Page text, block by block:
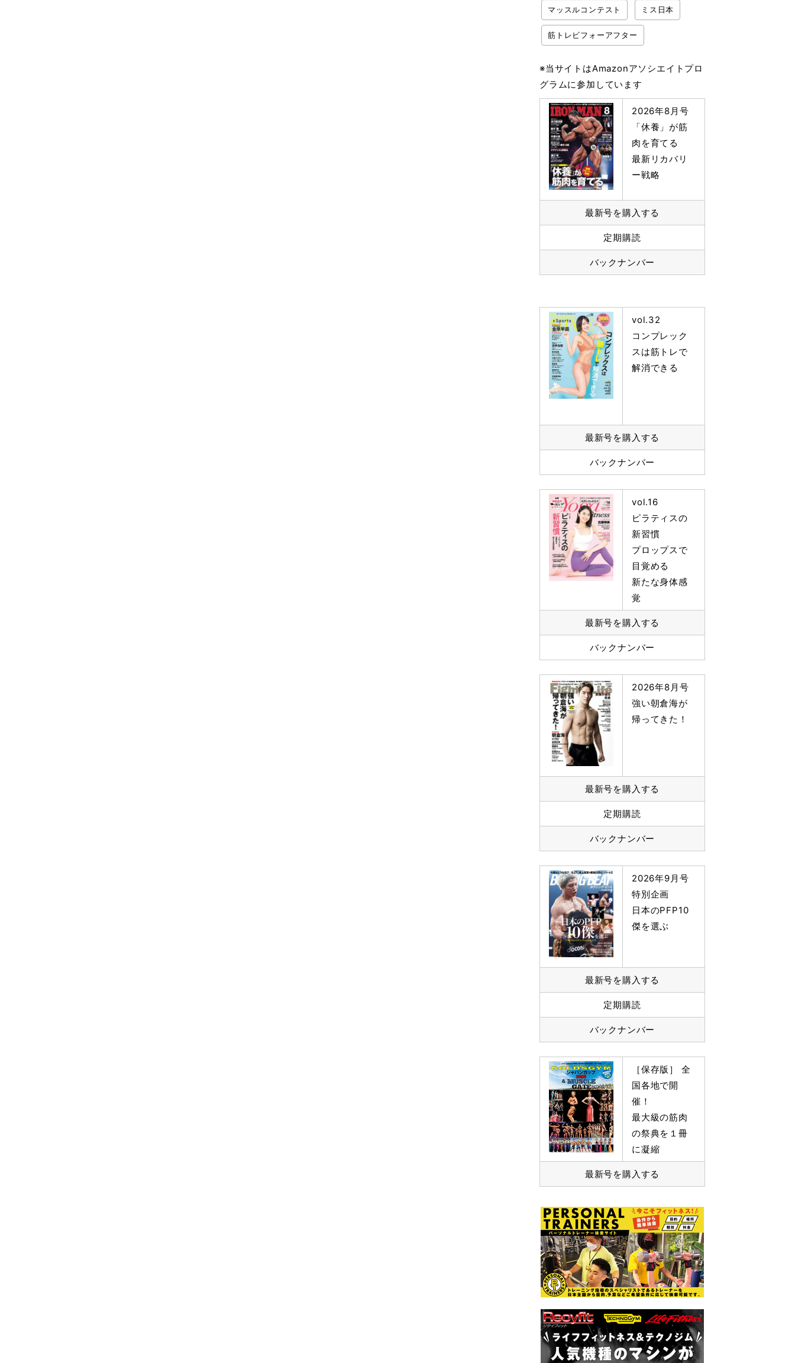
マッスルコンテスト ミス日本
筋トレビフォーアフター
※当サイトはAmazonアソシエイトプロ
グラムに参加しています
2026年8月号
「休養」が筋
肉を育てる
最新リカバリ
ー戦略
最新号を購入する
定期購読
バックナンバー
vol.32
コンプレック
スは筋トレで
解消できる
最新号を購入する
バックナンバー
vol.16
ピラティスの
新習慣
プロップスで
目覚める
新たな身体感
覚
最新号を購入する
バックナンバー
2026年8月号
強い朝倉海が
帰ってきた！
最新号を購入する
定期購読
バックナンバー
2026年9月号
特別企画
日本のPFP10
傑を選ぶ
最新号を購入する
定期購読
バックナンバー
［保存版］ 全
国各地で開
催！
最大級の筋肉
の祭典を１冊
に凝縮
最新号を購入する